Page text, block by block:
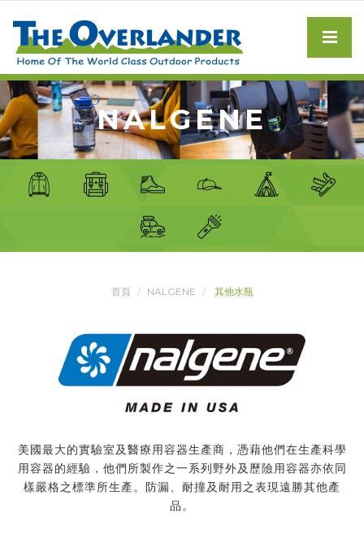
NALGENE
首頁 NALGENE 其他水瓶
美國最大的實驗室及醫療用容器生產商，憑藉他們在生產科學
用容器的經驗，他們所製作之一系列野外及歷險用容器亦依同
樣嚴格之標準所生產。防漏、耐撞及耐用之表現遠勝其他產
品。